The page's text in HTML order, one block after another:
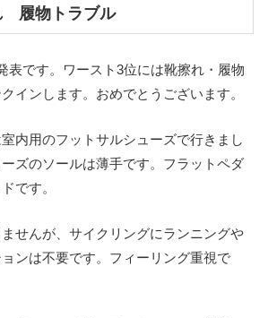
履物トラブル
表です。ワースト3位には靴擦れ・履物
インします。おめでとうございます。
内用のフットサルシューズで行きまし
ズのソールは薄手です。フラットペダ
です。
せんが、サイクリングにランニングや
ンは不要です。フィーリング重視で